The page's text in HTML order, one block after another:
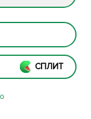
СПЛИТ